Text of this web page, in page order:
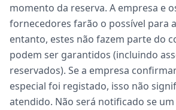
momento da reserva. A empresa e
fornecedores farão o possível para
entanto, estes não fazem parte do
podem ser garantidos (incluindo
reservados). Se a empresa
especial foi registado, isso não
atendido. Não será notificado se